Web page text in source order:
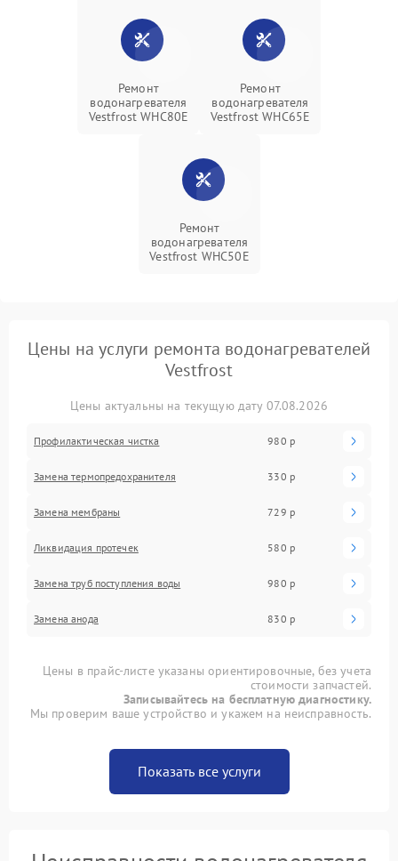
Ремонт
водонагревателя
Vestfrost WHC80E
Ремонт
водонагревателя
Vestfrost WHC65E
Ремонт
водонагревателя
Vestfrost WHC50E
Цены на услуги ремонта водонагревателей
Vestfrost
Цены актуальны на текущую дату 07.08.2026
Профилактическая чистка 980 р
Замена термопредохранителя 330 р
Замена мембраны 729 р
Ликвидация протечек 580 р
Замена труб поступления воды 980 р
Замена анода 830 р
Цены в прайс-листе указаны ориентировочные, без учета
стоимости запчастей.
Записывайтесь на бесплатную диагностику.
Мы проверим ваше устройство и укажем на неисправность.
Показать все услуги